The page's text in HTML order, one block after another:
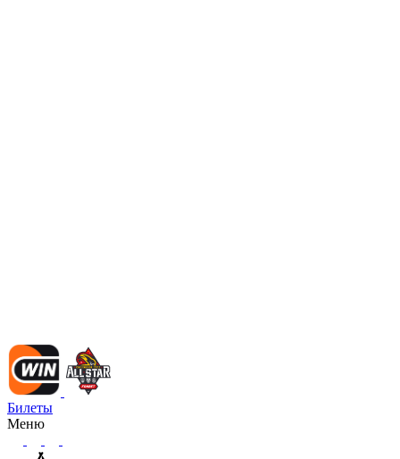
Билеты
Меню